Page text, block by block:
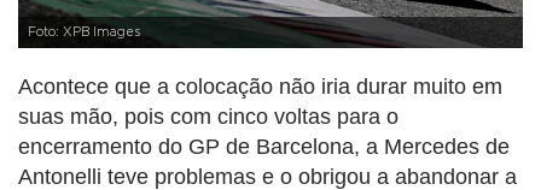
Foto: XPB Images
Acontece que a colocação não iria durar muito em
suas mão, pois com cinco voltas para o
encerramento do GP de Barcelona, a Mercedes de
Antonelli teve problemas e o obrigou a abandonar a